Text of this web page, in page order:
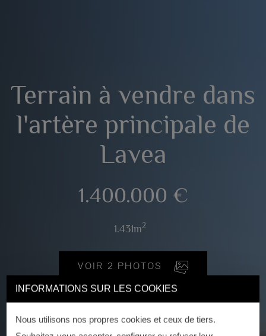
INFORMATIONS SUR LES COOKIES
Nous utilisons nos propres cookies et ceux de tiers.
Terrain à vendre dans
l'artère principale de
Lavea
1.400.000 €
1.431m2
VOIR 2 PHOTOS